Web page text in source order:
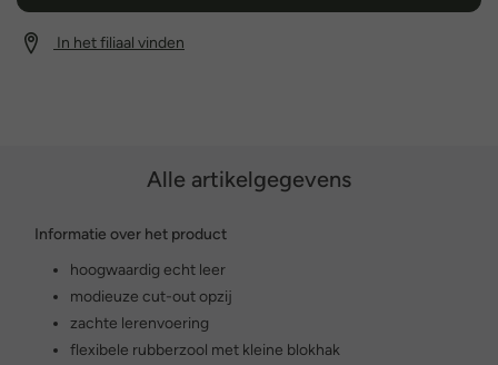
In het filiaal vinden
Alle artikelgegevens
Informatie over het product
hoogwaardig echt leer
modieuze cut-out opzij
zachte lerenvoering
flexibele rubberzool met kleine blokhak